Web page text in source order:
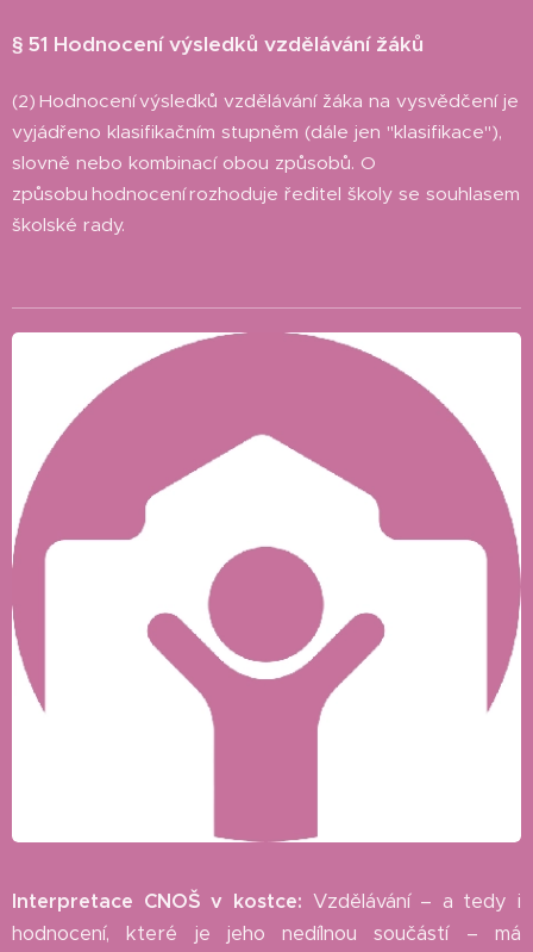
§ 51 Hodnocení výsledků vzdělávání žáků
(2) Hodnocení výsledků vzdělávání žáka na vysvědčení je
vyjádřeno klasifikačním stupněm (dále jen "klasifikace"),
slovně nebo kombinací obou způsobů. O
způsobu hodnocení rozhoduje ředitel školy se souhlasem
školské rady.
Interpretace CNOŠ v kostce: Vzdělávání – a tedy i
hodnocení, které je jeho nedílnou součástí – má